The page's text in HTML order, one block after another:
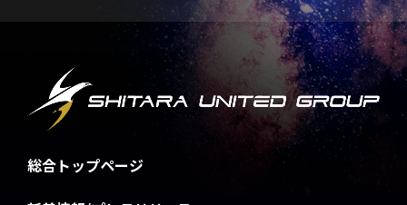
総合トップページ